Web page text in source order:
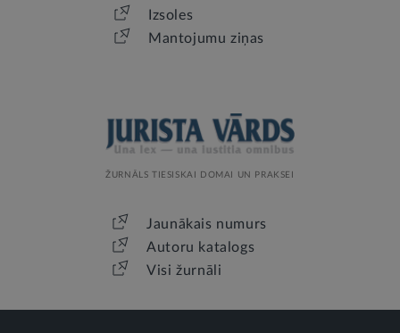
Izsoles
Mantojumu ziņas
ŽURNĀLS TIESISKAI DOMAI UN PRAKSEI
Jaunākais numurs
Autoru katalogs
Visi žurnāli